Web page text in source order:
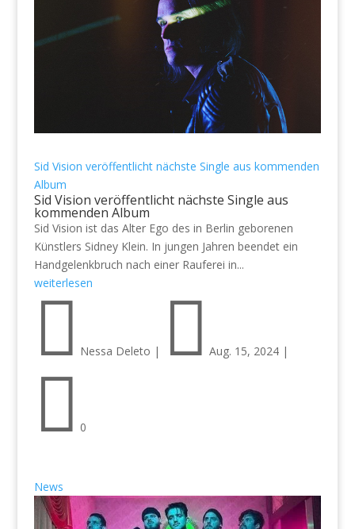
Sid Vision veröffentlicht nächste Single aus kommenden
Album
Sid Vision veröffentlicht nächste Single aus
kommenden Album
Sid Vision ist das Alter Ego des in Berlin geborenen
Künstlers Sidney Klein. In jungen Jahren beendet ein
Handgelenkbruch nach einer Rauferei in...
weiterlesen
 Nessa Deleto |  Aug. 15, 2024|
 0
News